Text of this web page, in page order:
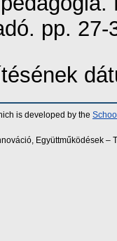
pp. 27-
is developed by the
Együttműködések